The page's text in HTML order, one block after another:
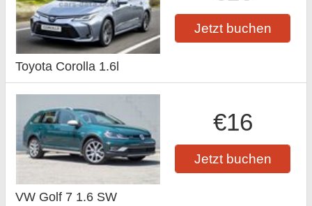
Jetzt buchen
Toyota Corolla 1.6l
€16
Jetzt buchen
VW Golf 7 1.6 SW